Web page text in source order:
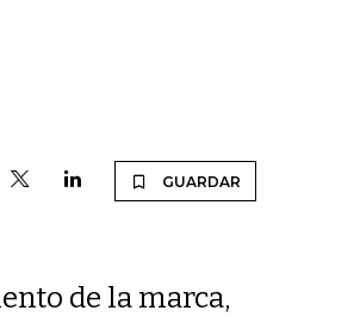
GUARDAR
de la marca,